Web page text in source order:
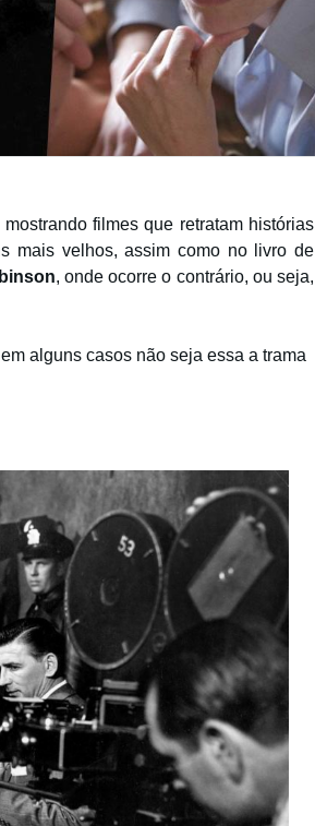
mostrando filmes que retratam histórias
mais velhos, assim como no livro de
, onde ocorre o contrário, ou seja,
alguns casos não seja essa a trama